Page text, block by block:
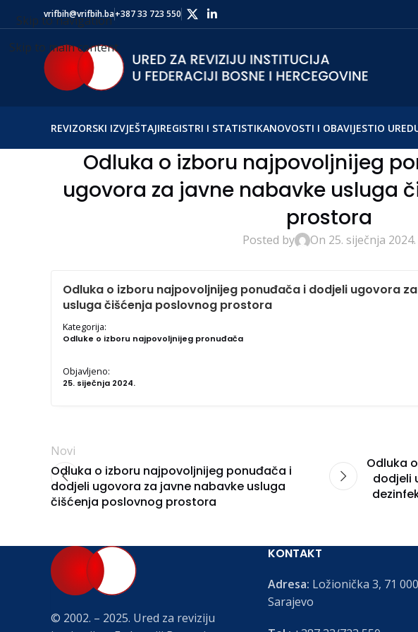
Skip to navigation
Skip to main content
vrifbih@vrifbih.ba+387 33 723 550
REVIZORSKI IZVJEŠTAJIREGISTRI I STATISTIKANOVOSTI I OBAVIJESTIO
Odluka o izboru najpovoljnijeg
ugovora za javne nabavke usluga
prostora
Posted by On 25. siječnja 2024.
Odluka o izboru najpovoljnijeg ponuđača i dodjeli ugovora
usluga čišćenja poslovnog prostora
Kategorija:
Odluke o izboru najpovoljnijeg pronuđača
Objavljeno:
25. siječnja 2024.
Novi
Odluka o izboru najpovoljnijeg ponuđača i
dodjeli ugovora za javne nabavke usluga
čišćenja poslovnog prostora
Odluka
dodjeli
© 2002. – 2025. Ured za reviziju
KONTAKT
Adresa: Ložionička 3, 71 000
Sarajevo